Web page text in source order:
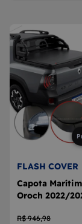
FLASH COVER
Capota
Oroch 2022/
R$ 946,98